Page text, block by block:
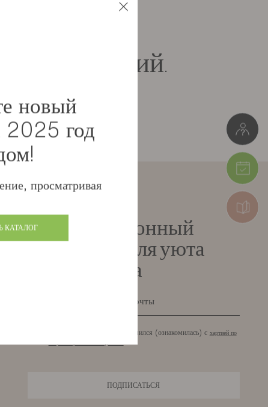
желаний.
новый
2025 год
просматривая
КАТАЛОГИнформационный
бюллетень для уюта
Вашего дома
Я подтверждаю, что ознакомился (ознакомилась) с хартией по
ПОДПИСАТЬСЯ